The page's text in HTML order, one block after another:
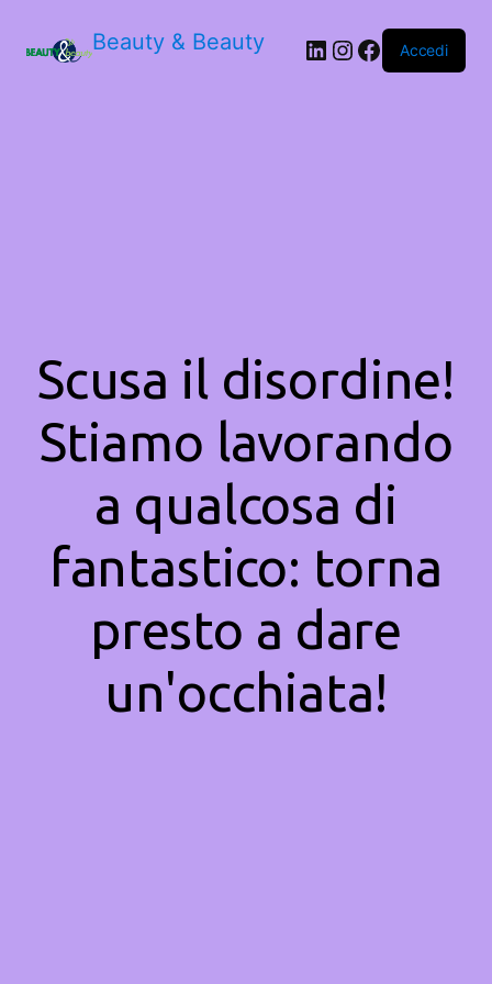
Beauty & Beauty LinkedIn
Instagram
Facebook
Accedi
Scusa il disordine!
Stiamo lavorando
a qualcosa di
fantastico: torna
presto a dare
un'occhiata!